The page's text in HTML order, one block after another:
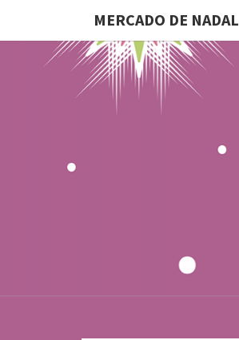
MERCADO DE NADAL